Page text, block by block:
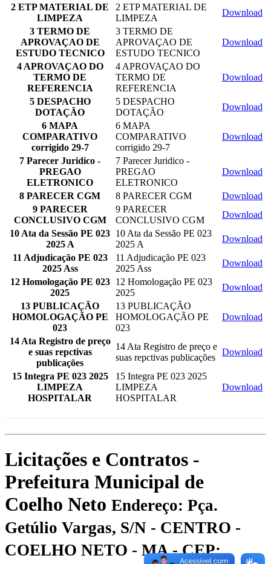
2 ETP MATERIAL DE
LIMPEZA
2 ETP MATERIAL DE
LIMPEZA
Download
3 TERMO DE
APROVAÇAO DE
ESTUDO TECNICO
3 TERMO DE
APROVAÇAO DE
ESTUDO TECNICO
Download
4 APROVAÇAO DO
TERMO DE
REFERENCIA
4 APROVAÇAO DO
TERMO DE
REFERENCIA
Download
5 DESPACHO
DOTAÇÃO
5 DESPACHO
DOTAÇÃO
Download
6 MAPA
COMPARATIVO
corrigido 29-7
6 MAPA
COMPARATIVO
corrigido 29-7
Download
7 Parecer Juridico -
PREGAO
ELETRONICO
7 Parecer Juridico -
PREGAO
ELETRONICO
Download
8 PARECER CGM 8 PARECER CGM
Download
9 PARECER
CONCLUSIVO CGM
9 PARECER
CONCLUSIVO CGM
Download
10 Ata da Sessão PE 023
2025 A
10 Ata da Sessão PE 023
2025 A
Download
11 Adjudicação PE 023
2025 Ass
11 Adjudicação PE 023
2025 Ass
Download
12 Homologação PE 023
2025
12 Homologação PE 023
2025
Download
13 PUBLICAÇÃO
HOMOLOGAÇÃO PE
023
13 PUBLICAÇÃO
HOMOLOGAÇÃO PE
023
Download
14 Ata Registro de preço
e suas repctivas
publicações
14 Ata Registro de preço e
suas repctivas publicações
Download
15 Integra PE 023 2025
LIMPEZA
HOSPITALAR
15 Integra PE 023 2025
LIMPEZA
HOSPITALAR
Download
Licitações e Contratos -
Prefeitura Municipal de
Coelho Neto Endereço: Pça.
Getúlio Vargas, S/N - CENTRO -
COELHO NETO - MA - CEP: